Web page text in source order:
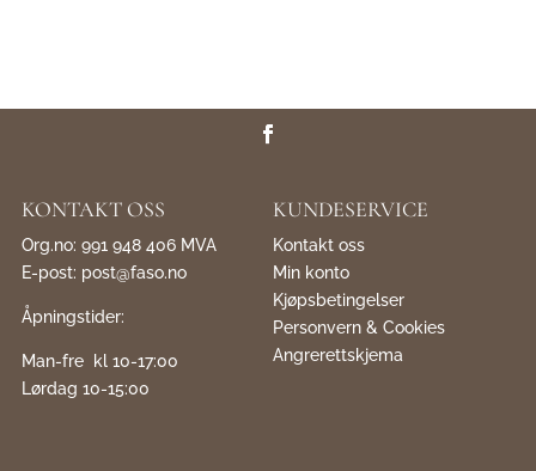
KONTAKT OSS
Org.no: 991 948 406 MVA
E-post: post@faso.no
Åpningstider:
Man-fre kl 10-17:00
Lørdag 10-15:00
KUNDESERVICE
Kontakt oss
Min konto
Kjøpsbetingelser
Personvern & Cookies
Angrerettskjema